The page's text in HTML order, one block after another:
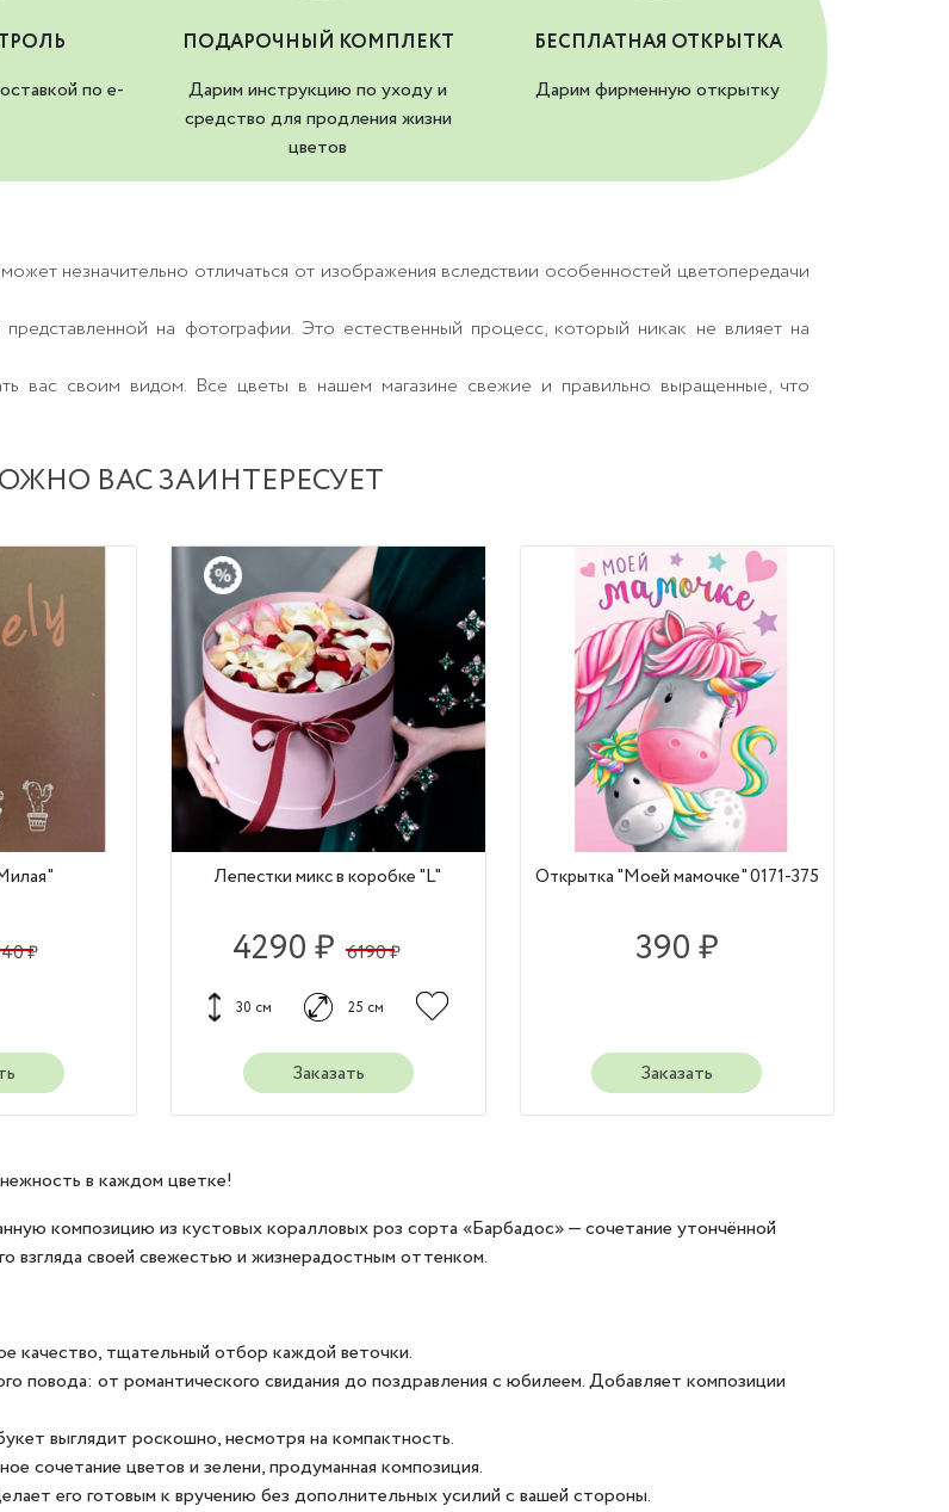
по e-
ПОДАРОЧНЫЙ КОМПЛЕКТ
Дарим инструкцию по уходу и
средство для продления жизни
цветов
БЕСПЛАТНАЯ ОТКРЫТКА
Дарим фирменную открытку
незначительно отличаться от изображения вследствии особенностей цветопередачи
на фотографии. Это естественный процесс, который никак не влияет на
вас своим видом. Все цветы в нашем магазине свежие и правильно выращенные, что
ВАС ЗАИНТЕРЕСУЕТ
₽
Лепестки микс в коробке "L"
4290 ₽ 6190 ₽
30 см 25 см
Заказать
Открытка "Моей мамочке" 0171-375
390 ₽
Заказать
в каждом цветке!
композицию из кустовых коралловых роз сорта «Барбадос» — сочетание утончённой
взгляда своей свежестью и жизнерадостным оттенком.
качество, тщательный отбор каждой веточки.
повода: от романтического свидания до поздравления с юбилеем. Добавляет композиции
выглядит роскошно, несмотря на компактность.
сочетание цветов и зелени, продуманная композиция.
его готовым к вручению без дополнительных усилий с вашей стороны.